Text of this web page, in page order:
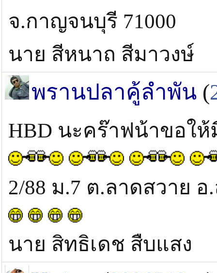
จ.กาญจนบุรี 71000
นาย สีหนาถ สีมาวงษ์
พรานปลาคู้ลำพัน (
HBD นะคร๊าฟน้าขอใ
2/88 ม.7 ต.ลาดสวาย
นาย สิทธิเดช สืบแสง